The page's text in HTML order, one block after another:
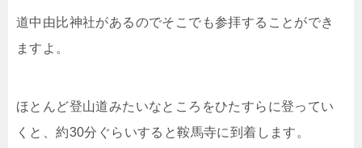
道中由比神社があるのでそこでも参拝することができ
ますよ。
ほとんど登山道みたいなところをひたすらに登ってい
くと、約30分ぐらいすると鞍馬寺に到着します。